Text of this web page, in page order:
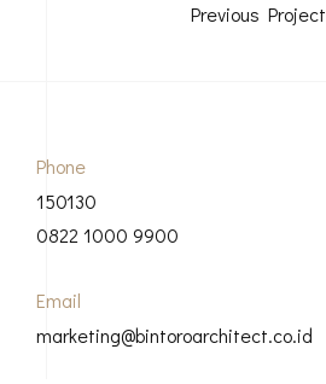
Previous Project
Phone
150130
0822 1000 9900
Email
marketing@bintoroarchitect.co.id